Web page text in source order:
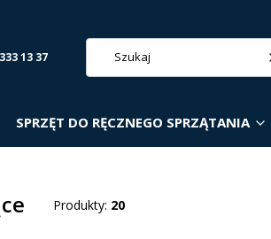
13 37
SPRZĘT DO RĘCZNEGO SPRZĄTANIA
Produkty: 20